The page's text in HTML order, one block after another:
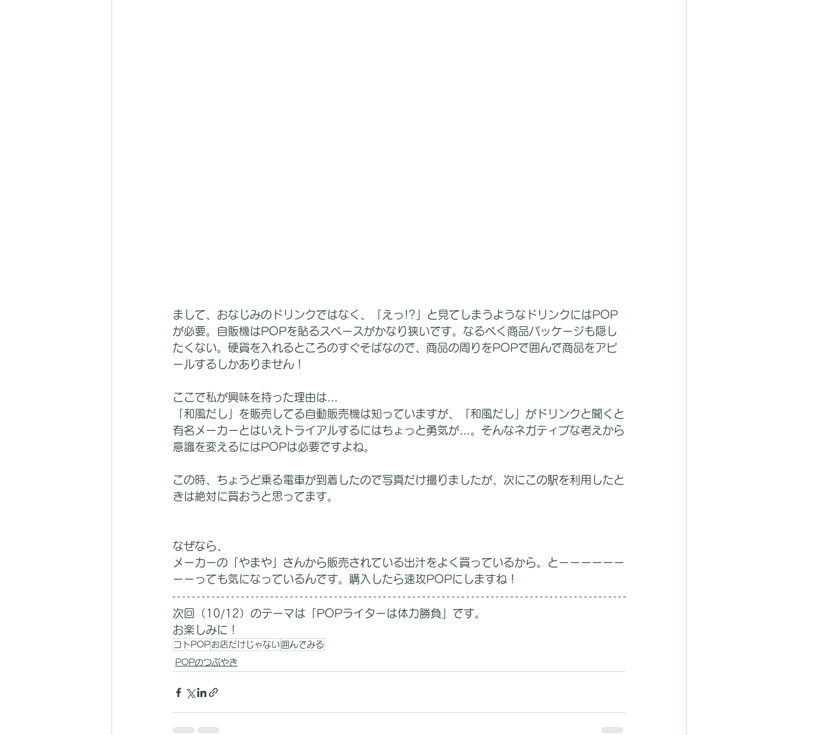
まして、おなじみのドリンクではなく、「えっ!?」と見てしまうようなドリンクにはPOP
が必要。自販機はPOPを貼るスペースがかなり狭いです。なるべく商品パッケージも隠し
たくない。硬貨を入れるところのすぐそばなので、商品の周りをPOPで囲んで商品をアピ
ールするしかありません！
ここで私が興味を持った理由は…
「和風だし」を販売してる自動販売機は知っていますが、「和風だし」がドリンクと聞くと
有名メーカーとはいえトライアルするにはちょっと勇気が…。そんなネガティブな考えから
意識を変えるにはPOPは必要ですよね。
この時、ちょうど乗る電車が到着したので写真だけ撮りましたが、次にこの駅を利用したと
きは絶対に買おうと思ってます。
なぜなら、
メーカーの「やまや」さんから販売されている出汁をよく買っているから。とーーーーーー
ーーっても気になっているんです。購入したら速攻POPにしますね！
次回（10/12）のテーマは「POPライターは体力勝負」です。
お楽しみに！
コトPOP お店だけじゃない 囲んでみる
POPのつぶやき